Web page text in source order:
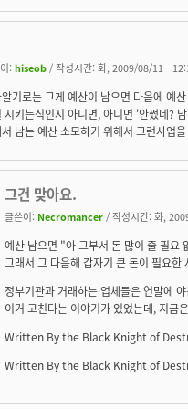
: hiseob / 작성시간: 화, 2009/08/11 -
기로는 그게 예산이 남으면 다음에 예
시키는식인지 아니면, 아니면 '안썼네?
남는 예산 소모하기 위해서 그런사업
그건 맞아요.
글쓴이: Necromancer / 작성시간: 화,
예산 남으면 "아 그부서 돈 많이 줄 필요
그래서 그 다음해 갑자기 큰 돈이 필요
정부기관과 거래하는 업체들은 연말에
이거 고친다는 이야기가 있었는데, 지금
Written By the Black Knight of
Written By the Black Knight of